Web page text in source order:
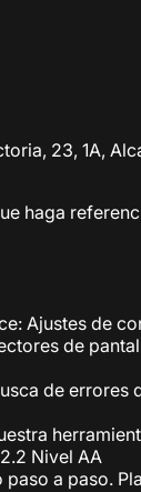
23, 1A,
haga
Ajustes de
de
de
Nivel AA
a paso.